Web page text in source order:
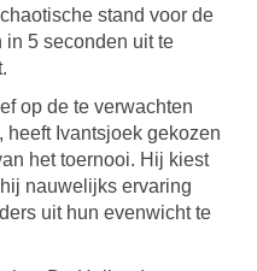
stand voor de
5 seconden uit te
op de te verwachten
Ivantsjoek gekozen
het toernooi. Hij kiest
nauwelijks ervaring
uit hun evenwicht te